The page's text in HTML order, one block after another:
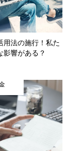
用法の施行！私た
影響がある？